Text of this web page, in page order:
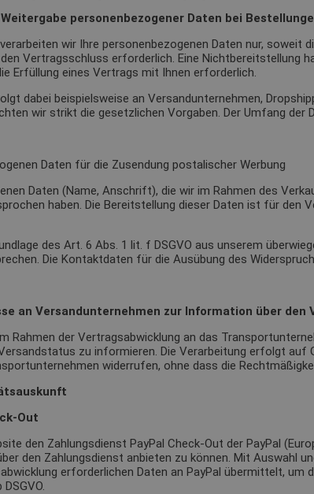
personenbezogener Daten bei
wir Ihre personenbezogenen Daten nur,
Vertragsschluss erforderlich. Eine Nichtbereitstellung
Erfüllung eines Vertrags mit Ihnen erforderlich.
dabei beispielsweise an Versandunternehmen,
wir strikt die gesetzlichen Vorgaben. Der Umfang
Daten für die Zusendung postalischer Werbung
Daten (Name, Anschrift), die wir im Rahmen des
haben. Die Bereitstellung dieser Daten ist für
des Art. 6 Abs. 1 lit. f DSGVO aus unserem
Die Kontaktdaten für die Ausübung des
an Versandunternehmen zur Information über den
Rahmen der Vertragsabwicklung an das
zu informieren. Die Verarbeitung erfolgt auf
widerrufen, ohne dass die
Out
den Zahlungsdienst PayPal Check-Out der PayPal
den Zahlungsdienst anbieten zu können. Mit Auswahl
erforderlichen Daten an PayPal übermittelt,